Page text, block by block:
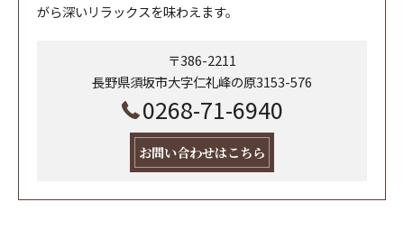
がら深いリラックスを味わえます。
〒386-2211
長野県須坂市大字仁礼峰の原3153-576
0268-71-6940
お問い合わせはこちら